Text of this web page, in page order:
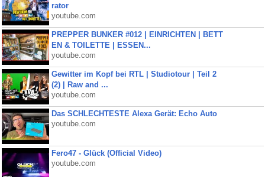
rator
youtube.com
PREPPER BUNKER #012 | EINRICHTEN | BETT
EN & TOILETTE | ESSEN...
youtube.com
Gewitter im Kopf bei RTL | Studiotour | Teil 2
(2) | Raw and ...
youtube.com
Das SCHLECHTESTE Alexa Gerät: Echo Auto
youtube.com
Fero47 - Glück (Official Video)
youtube.com